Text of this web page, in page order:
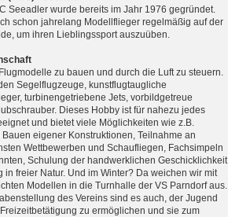
Seeadler wurde bereits im Jahr 1976 gegründet.
schon jahrelang Modellflieger regelmäßig auf der
um ihren Lieblingssport auszuüben.
zu bauen und durch die Luft zu steuern.
Segelflugzeuge, kunstflugtaugliche
turbinengetriebene Jets, vorbildgetreue
Dieses Hobby ist für nahezu jedes
und bietet viele Möglichkeiten wie z.B.
Bauen eigener Konstruktionen, Teilnahme an
Wettbewerben und Schaufliegen, Fachsimpeln
Schulung der handwerklichen Geschicklichkeit
in freier Natur. Und im Winter? Da weichen wir mit
Modellen in die Turnhalle der VS Parndorf aus.
des Vereins sind es auch, der Jugend
zu ermöglichen und sie zum